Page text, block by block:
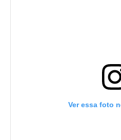
Ver essa foto